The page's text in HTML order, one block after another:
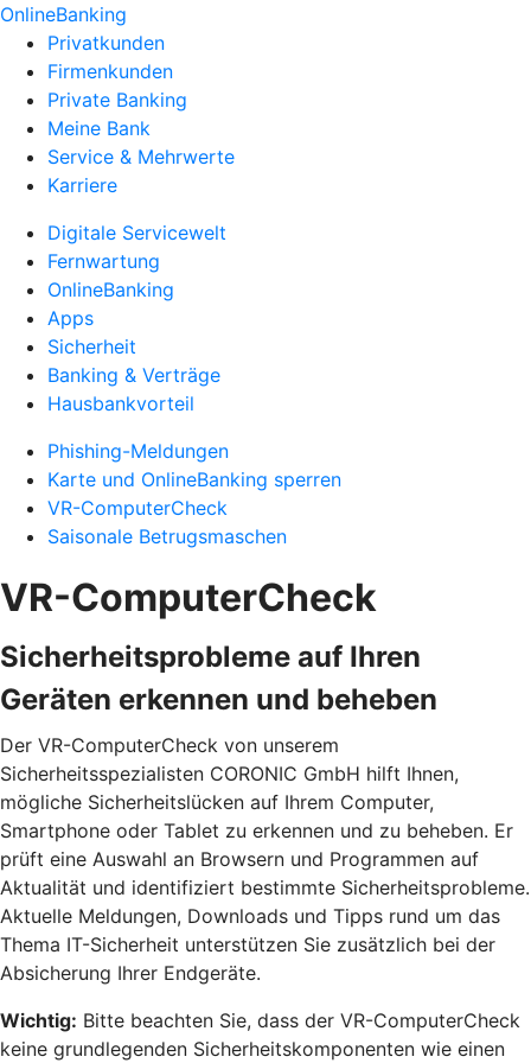
OnlineBanking
Privatkunden
Firmenkunden
Private Banking
Meine Bank
Service & Mehrwerte
Karriere
Digitale Servicewelt
Fernwartung
OnlineBanking
Apps
Sicherheit
Banking & Verträge
Hausbankvorteil
Phishing-Meldungen
Karte und OnlineBanking sperren
VR-ComputerCheck
Saisonale Betrugsmaschen
VR-ComputerCheck
Sicherheitsprobleme auf Ihren
Geräten erkennen und beheben
Der VR-ComputerCheck von unserem
Sicherheitsspezialisten CORONIC GmbH hilft Ihnen,
mögliche Sicherheitslücken auf Ihrem Computer,
Smartphone oder Tablet zu erkennen und zu beheben. Er
prüft eine Auswahl an Browsern und Programmen auf
Aktualität und identifiziert bestimmte Sicherheitsprobleme.
Aktuelle Meldungen, Downloads und Tipps rund um das
Thema IT-Sicherheit unterstützen Sie zusätzlich bei der
Absicherung Ihrer Endgeräte.
Wichtig: Bitte beachten Sie, dass der VR-ComputerCheck
keine grundlegenden Sicherheitskomponenten wie einen